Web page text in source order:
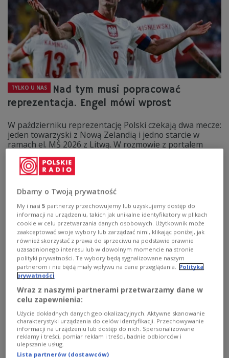
TYLKO U NAS
Nad tym musi popracować
reprezentacja. Engel mówi wprost
W październiku reprezentację Polski czekają dwa mecze:
jeden towarzyski z Nową Zelandią i jedno starcie w
ramach el. MŚ 2026 z Litwą. W rozmowie z portalem
PolskieRadio24.pl Jerzy Engel zwrócił uwagę na to, nad
czym powinien popracować Jan Urban. - Ciągłe zmiany
nie są dobre dla zespołu. W tej chwili najważniejsze jest
selekcjoner Biało-Czerwonych.
Zobacz więcej na temat:reprezentacja Polski Jerzy Engel
Piłka nożna
SPORT polecane przez redakcję
Probierz przejmie kolejną reprezentację?
Dbamy o Twoją prywatność
My i nasi5 partnerzy przechowujemy lub uzyskujemy dostęp do
informacji na urządzeniu, takich jak unikalne identyfikatory w plikach
cookie w celu przetwarzania danych osobowych. Użytkownik może
zaakceptować swoje wybory lub zarządzać nimi, klikając poniżej, jak
również skorzystać z prawa do sprzeciwu na podstawie prawnie
uzasadnionego interesu lub w dowolnym momencie na stronie
polityki prywatności. Te wybory będą sygnalizowane naszym
partnerom i nie będą miały wpływu na dane przeglądania.
Polityka
prywatności
Wraz z naszymi partnerami przetwarzamy dane w
celu zapewnienia:
Użycie dokładnych danych geolokalizacyjnych. Aktywne skanowanie
charakterystyki urządzenia do celów identyfikacji. Przechowywanie
informacji na urządzeniu lub dostęp do nich. Spersonalizowane
reklamy i treści, pomiar reklam i treści, badnie odbiorców i
ulepszanie usług.
Lista partnerów (dostawców)